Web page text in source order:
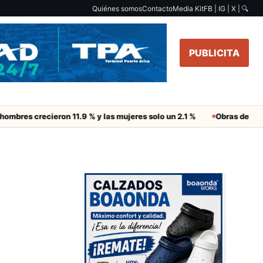
Quiénes somosContactoMedia KitFB | IG | X | 🔍
PUBLICITA
11.9 % y las mujeres solo un 2.1 % Obras de Aguas del